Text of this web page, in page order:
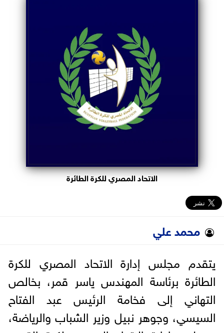
الاتحاد المصري للكرة الطائرة
محمد علي
يتقدم مجلس إدارة الاتحاد المصري للكرة
الطائرة برئاسة المهندس ياسر قمر، بخالص
التهاني إلى فخامة الرئيس عبد الفتاح
السيسي، وجوهر نبيل وزير الشباب والرياضة،